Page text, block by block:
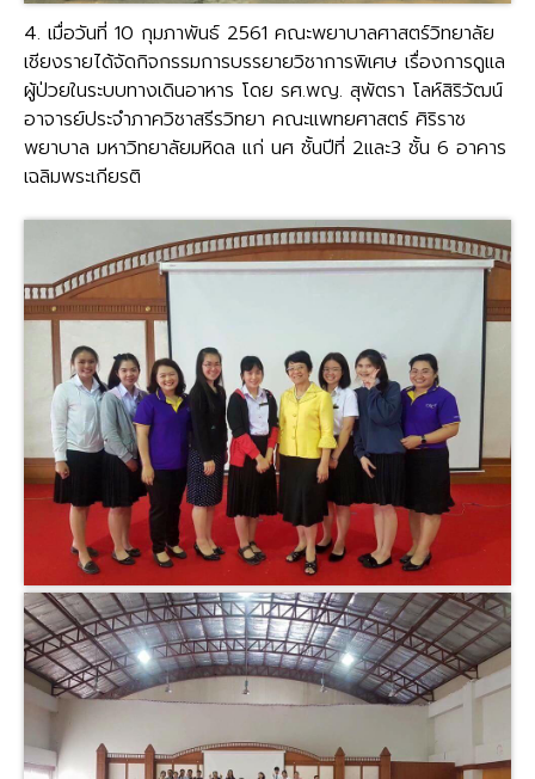
4. เมื่อวันที่ 10 กุมภาพันธ์ 2561 คณะพยาบาลศาสตร์วิทยาลัย
เชียงรายได้จัดกิจกรรมการบรรยายวิชาการพิเศษ เรื่องการดูแล
ผู้ป่วยในระบบทางเดินอาหาร โดย รศ.พญ. สุพัตรา โลห์สิริวัฒน์
อาจารย์ประจำภาควิชาสรีรวิทยา คณะแพทยศาสตร์ ศิริราช
พยาบาล มหาวิทยาลัยมหิดล แก่ นศ ชั้นปีที่ 2และ3 ชั้น 6 อาคาร
เฉลิมพระเกียรติ